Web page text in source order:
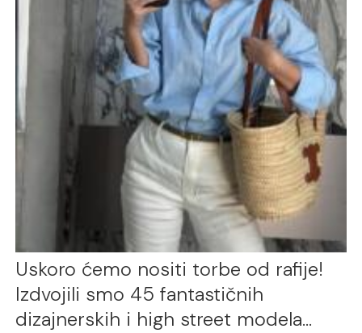
Uskoro ćemo nositi torbe od rafije!
Izdvojili smo 45 fantastičnih
dizajnerskih i high street modela…